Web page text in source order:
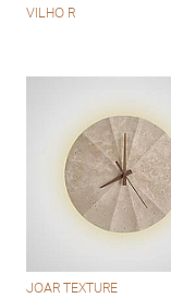
VILHO R
JOAR TEXTURE